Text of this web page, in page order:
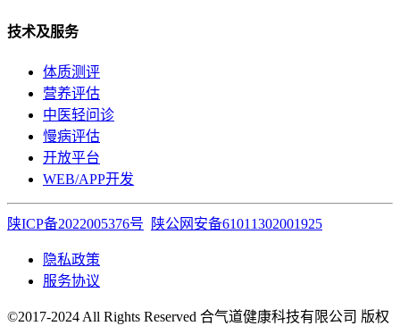
技术及服务
体质测评
营养评估
中医轻问诊
慢病评估
开放平台
WEB/APP开发
陕ICP备2022005376号 陕公网安备61011302001925
隐私政策
服务协议
©2017-2024 All Rights Reserved 合气道健康科技有限公司 版权